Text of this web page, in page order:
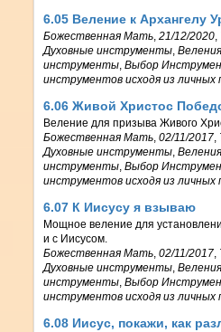
6.05 Веление к Архангелу
Божественная Мать,21/12/2020,
Духовные инструменты,Веления
инструменты,Выбор
инструментов исходя из
6.06 Живой Христос
Веление для призыва Живого
Божественная Мать,02/11/2017,
Духовные инструменты,Веления
инструменты,Выбор
инструментов исходя из
6.07 К Иисусу я взываю
Мощное веление для
и с Иисусом.
Божественная Мать,02/11/2017,
Духовные инструменты,Веления
инструменты,Выбор
инструментов исходя из
6.08 Иисус, покажи, как